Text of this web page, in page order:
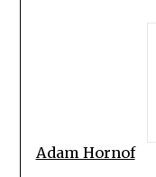
Adam Hornof